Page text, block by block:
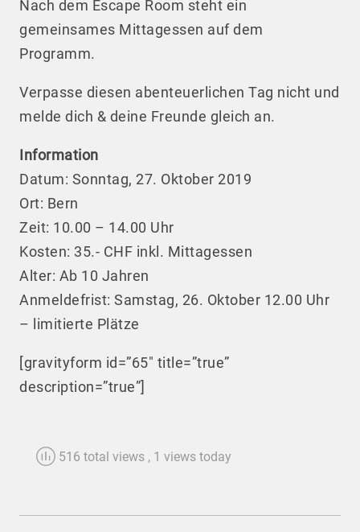
Nach dem Escape Room steht ein
gemeinsames Mittagessen auf dem
Programm.
Verpasse diesen abenteuerlichen Tag nicht und
melde dich & deine Freunde gleich an.
Information
Datum: Sonntag, 27. Oktober 2019
Ort: Bern
Zeit: 10.00 – 14.00 Uhr
Kosten: 35.- CHF inkl. Mittagessen
Alter: Ab 10 Jahren
Anmeldefrist: Samstag, 26. Oktober 12.00 Uhr
– limitierte Plätze
[gravityform id=”65″ title=”true”
description=”true”]
516 total views , 1 views today